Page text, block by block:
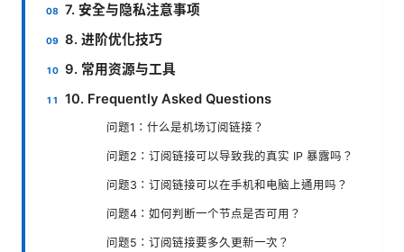
7. 安全与隐私注意事项
8. 进阶优化技巧
9. 常用资源与工具
10. Frequently Asked Questions
问题1：什么是机场订阅链接？
问题2：订阅链接可以导致我的真实 IP 暴露吗？
问题3：订阅链接可以在手机和电脑上通用吗？
问题4：如何判断一个节点是否可用？
问题5：订阅链接要多久更新一次？